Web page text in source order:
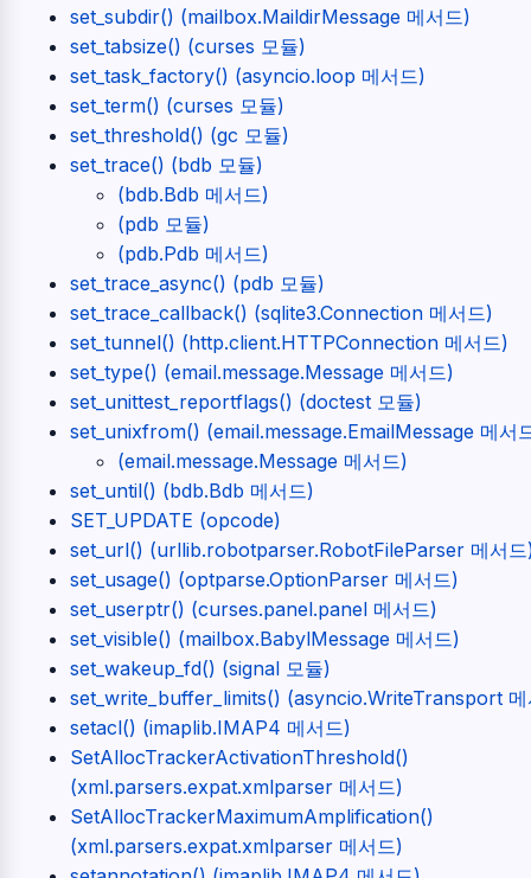
set_subdir() (mailbox.MaildirMessage 메서드)
set_tabsize() (curses 모듈)
set_task_factory() (asyncio.loop 메서드)
set_term() (curses 모듈)
set_threshold() (gc 모듈)
set_trace() (bdb 모듈)
(bdb.Bdb 메서드)
(pdb 모듈)
(pdb.Pdb 메서드)
set_trace_async() (pdb 모듈)
set_trace_callback() (sqlite3.Connection 메서드)
set_tunnel() (http.client.HTTPConnection 메서드)
set_type() (email.message.Message 메서드)
set_unittest_reportflags() (doctest 모듈)
set_unixfrom() (email.message.EmailMessage 메서
(email.message.Message 메서드)
set_until() (bdb.Bdb 메서드)
SET_UPDATE (opcode)
set_url() (urllib.robotparser.RobotFileParser 메서
set_usage() (optparse.OptionParser 메서드)
set_userptr() (curses.panel.panel 메서드)
set_visible() (mailbox.BabylMessage 메서드)
set_wakeup_fd() (signal 모듈)
set_write_buffer_limits() (asyncio.WriteTransport 메
setacl() (imaplib.IMAP4 메서드)
SetAllocTrackerActivationThreshold()
(xml.parsers.expat.xmlparser 메서드)
SetAllocTrackerMaximumAmplification()
(xml.parsers.expat.xmlparser 메서드)